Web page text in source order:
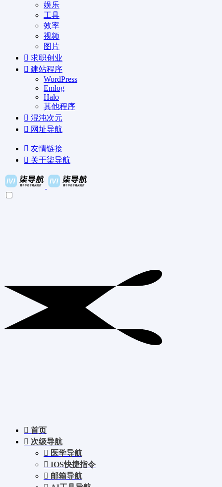
娱乐
工具
效率
视频
图片
求职创业
建站程序
WordPress
Emlog
Halo
其他程序
混沌次元
网址导航
友情链接
关于柒导航
首页
次级导航
医学导航
IOS快捷指令
邮箱导航